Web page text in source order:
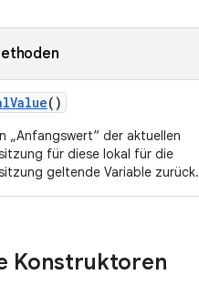
Value()
„Anfangswert“ der aktuellen
für diese lokal für die
geltende Variable zurück.
Konstruktoren